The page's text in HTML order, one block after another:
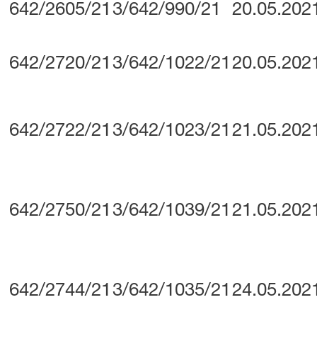
642/2605/21 3/642/990/21
642/2720/21 3/642/1022/21
642/2722/21 3/642/1023/21
642/2750/21 3/642/1039/21
642/2744/21 3/642/1035/21